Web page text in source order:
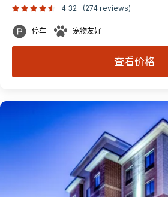
4.32 (274 reviews)
停车 宠物友好
查看价格